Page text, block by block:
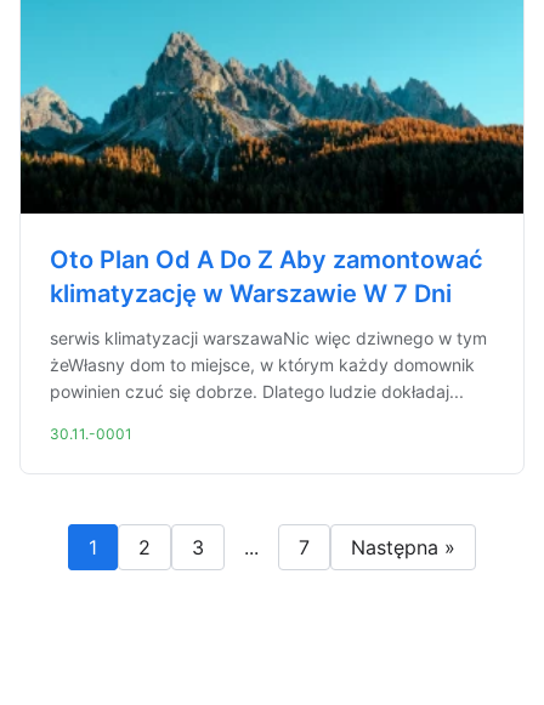
Oto Plan Od A Do Z Aby zamontować
klimatyzację w Warszawie W 7 Dni
serwis klimatyzacji warszawaNic więc dziwnego w tym
żeWłasny dom to miejsce, w którym każdy domownik
powinien czuć się dobrze. Dlatego ludzie dokładaj...
30.11.-0001
1 2 3 ... 7 Następna »